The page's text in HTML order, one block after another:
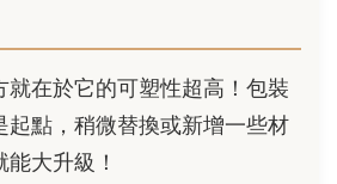
就在於它的可塑性超高！包裝
起點，稍微替換或新增一些材
大升級！